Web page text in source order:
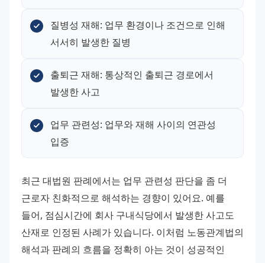
질병성 재해: 업무 환경이나 조건으로 인해
서서히 발생한 질병
출퇴근 재해: 통상적인 출퇴근 경로에서
발생한 사고
업무 관련성: 업무와 재해 사이의 연관성
입증
최근 대법원 판례에서는 업무 관련성 판단을 좀 더
근로자 친화적으로 해석하는 경향이 있어요. 예를
들어, 점심시간에 회사 구내식당에서 발생한 사고도
산재로 인정된 사례가 있습니다. 이처럼 노동관계법의
해석과 판례의 흐름을 정확히 아는 것이 성공적인